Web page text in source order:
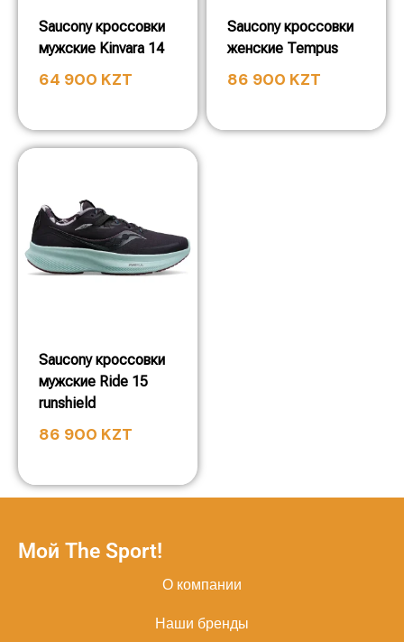
Saucony кроссовки
мужские Kinvara 14
64 900 KZT
Saucony кроссовки
женские Tempus
86 900 KZT
Saucony кроссовки
мужские Ride 15
runshield
86 900 KZT
Мой The Sport!
О компании
Наши бренды